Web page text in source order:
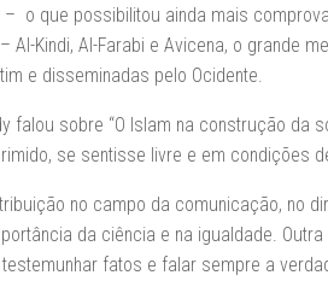
o que possibilitou ainda mais
Kindi, Al-Farabi e Avicena, o grande
e disseminadas pelo Ocidente.
falou sobre “O Islam na construção da
se sentisse livre e em condições
no campo da comunicação, no
da ciência e na igualdade.
fatos e falar sempre a